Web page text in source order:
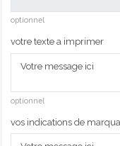
optionnel
votre texte a imprimer
optionnel
vos indications de